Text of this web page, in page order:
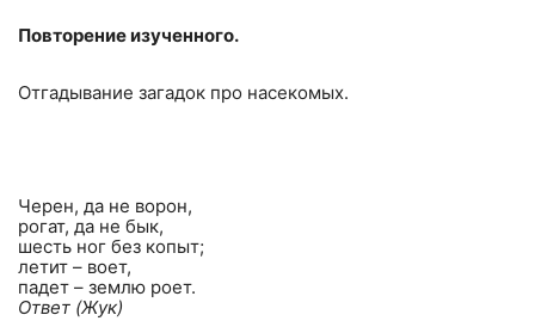
Повторение изученного.
Отгадывание загадок про насекомых.
Черен, да не ворон,
рогат, да не бык,
шесть ног без копыт;
летит – воет,
падет – землю роет.
Ответ (Жук)